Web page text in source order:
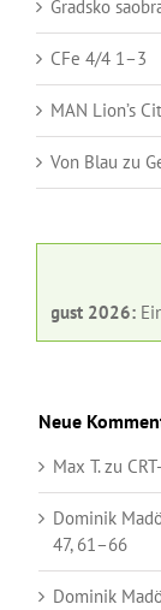
Gradsko
CFe 4/4 1–3
MAN Lion’s
Von Blau zu
2026:Ein
Neue
Max T.zu
Dominik
47, 61–66
Dominik